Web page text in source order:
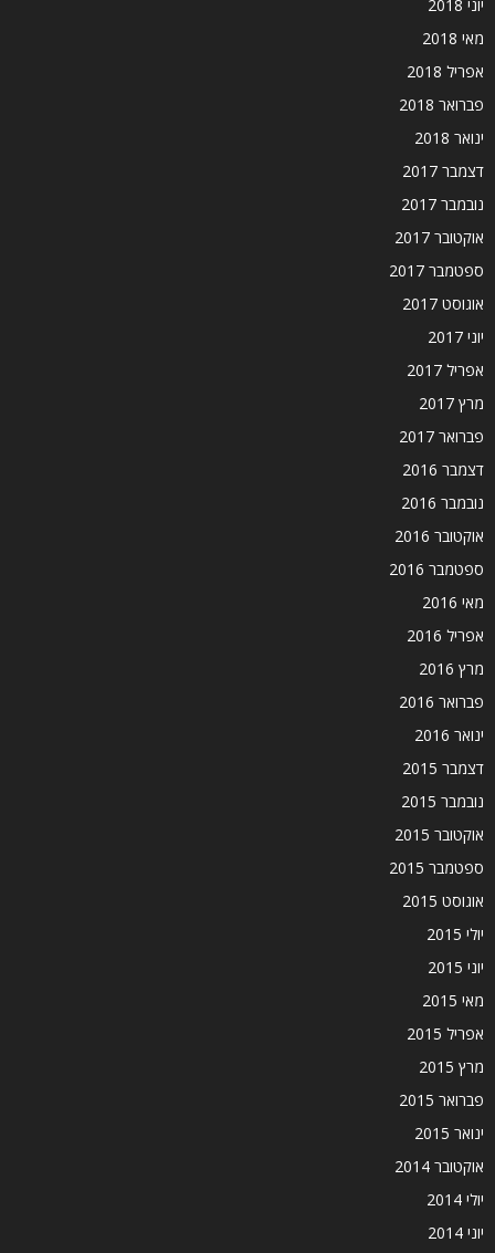
יוני 2018
מאי 2018
אפריל 2018
פברואר 2018
ינואר 2018
דצמבר 2017
נובמבר 2017
אוקטובר 2017
ספטמבר 2017
אוגוסט 2017
יוני 2017
אפריל 2017
מרץ 2017
פברואר 2017
דצמבר 2016
נובמבר 2016
אוקטובר 2016
ספטמבר 2016
מאי 2016
אפריל 2016
מרץ 2016
פברואר 2016
ינואר 2016
דצמבר 2015
נובמבר 2015
אוקטובר 2015
ספטמבר 2015
אוגוסט 2015
יולי 2015
יוני 2015
מאי 2015
אפריל 2015
מרץ 2015
פברואר 2015
ינואר 2015
אוקטובר 2014
יולי 2014
יוני 2014